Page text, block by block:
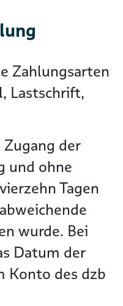
Zahlungsarten
Lastschrift,
der
und ohne
Tagen
wurde. Bei
Datum der
Konto des dzb